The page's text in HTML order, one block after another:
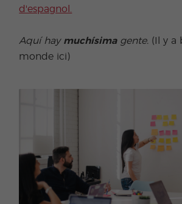
d'espagnol.
Aquí hay muchísimagente. (Il y a
monde ici)